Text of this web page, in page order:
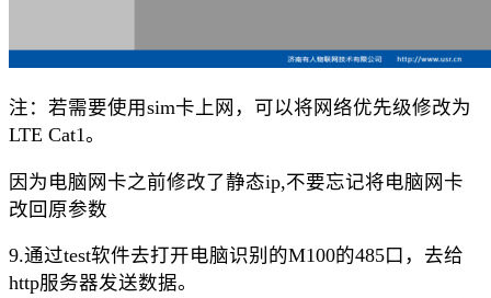
注：若需要使用sim卡上网，可以将网络优先级修改为
LTE Cat1。
因为电脑网卡之前修改了静态ip,不要忘记将电脑网卡
改回原参数
9.通过test软件去打开电脑识别的M100的485口，去给
http服务器发送数据。